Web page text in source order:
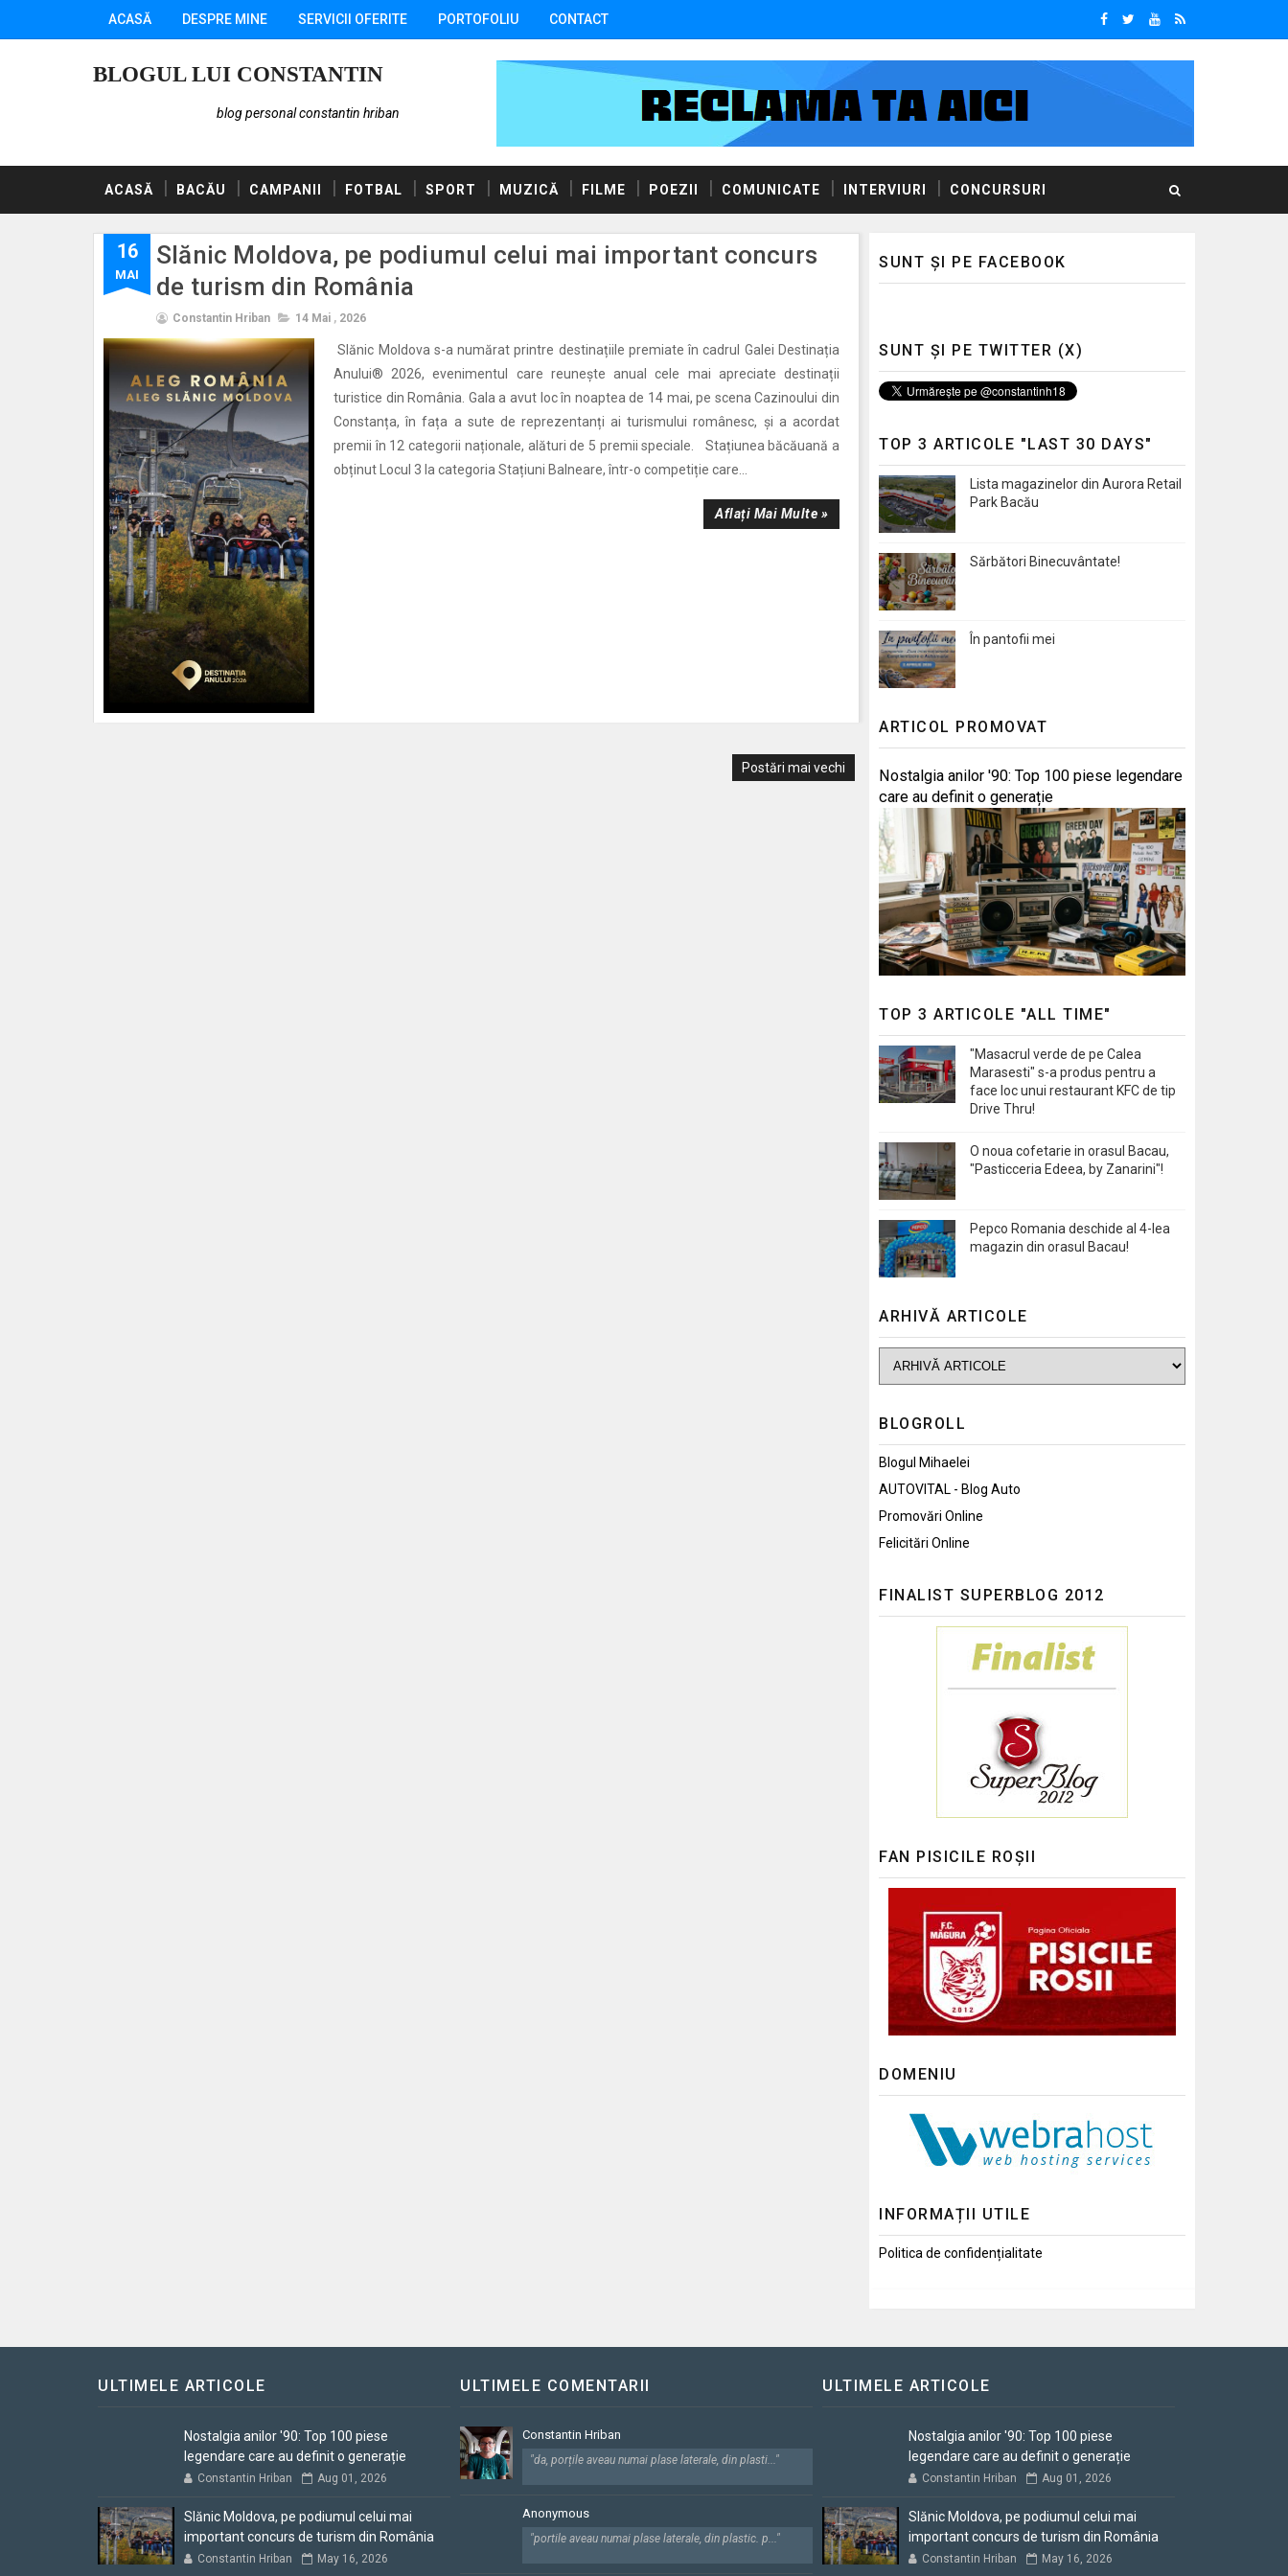
ACASĂ DESPRE MINE SERVICII OFERITE PORTOFOLIU CONTACT
BLOGUL LUI CONSTANTIN
blog personal constantin hriban
ACASĂ BACĂU CAMPANII FOTBAL SPORT MUZICĂ FILME POEZII COMUNICATE INTERVIURI CONCURSURI
16
MAI
Slănic Moldova, pe podiumul celui mai important concurs
de turism din România
Constantin Hriban 14 Mai , 2026
Slănic Moldova s-a numărat printre destinațiile premiate în cadrul Galei Destinația
Anului® 2026, evenimentul care reunește anual cele mai apreciate destinații
turistice din România. Gala a avut loc în noaptea de 14 mai, pe scena Cazinoului din
Constanța, în fața a sute de reprezentanți ai turismului românesc, și a acordat
premii în 12 categorii naționale, alături de 5 premii speciale. Stațiunea băcăuană a
obținut Locul 3 la categoria Stațiuni Balneare, într-o competiție care...
Aflați Mai Multe »
Postări mai vechi
SUNT ȘI PE FACEBOOK
SUNT ȘI PE TWITTER (X)
TOP 3 ARTICOLE "LAST 30 DAYS"
Lista magazinelor din Aurora Retail
Park Bacău
Sărbători Binecuvântate!
În pantofii mei
ARTICOL PROMOVAT
Nostalgia anilor '90: Top 100 piese legendare
care au definit o generație
TOP 3 ARTICOLE "ALL TIME"
"Masacrul verde de pe Calea
Marasesti" s-a produs pentru a
face loc unui restaurant KFC de tip
Drive Thru!
O noua cofetarie in orasul Bacau,
"Pasticceria Edeea, by Zanarini"!
Pepco Romania deschide al 4-lea
magazin din orasul Bacau!
ARHIVĂ ARTICOLE
BLOGROLL
Blogul Mihaelei
AUTOVITAL - Blog Auto
Promovări Online
Felicitări Online
FINALIST SUPERBLOG 2012
FAN PISICILE ROȘII
DOMENIU
INFORMAȚII UTILE
Politica de confidențialitate
ULTIMELE ARTICOLE
Nostalgia anilor '90: Top 100 piese
legendare care au definit o generație
Constantin Hriban Aug 01, 2026
Slănic Moldova, pe podiumul celui mai
important concurs de turism din România
Constantin Hriban May 16, 2026
ULTIMELE COMENTARII
Constantin Hriban
"da, porțile aveau numai plase laterale, din plasti..."
Anonymous
"portile aveau numai plase laterale, din plastic. p..."
ULTIMELE ARTICOLE
Nostalgia anilor '90: Top 100 piese
legendare care au definit o generație
Constantin Hriban Aug 01, 2026
Slănic Moldova, pe podiumul celui mai
important concurs de turism din România
Constantin Hriban May 16, 2026